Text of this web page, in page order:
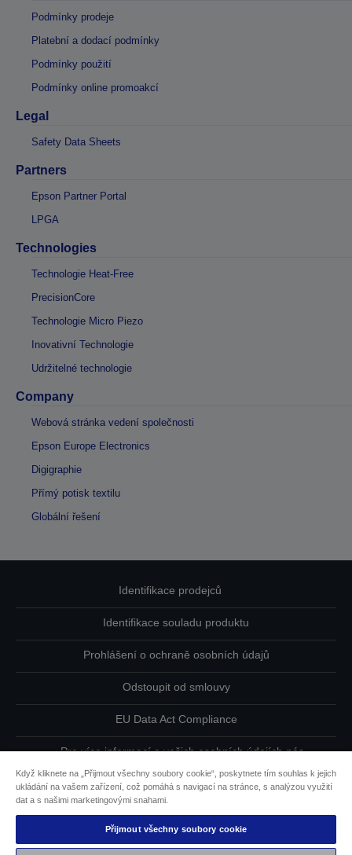
Podmínky prodeje
Platební a dodací podmínky
Podmínky použití
Podmínky online promoakcí
Legal
Safety Data Sheets
Partners
Epson Partner Portal
LPGA
Technologies
Technologie Heat-Free
PrecisionCore
Technologie Micro Piezo
Inovativní Technologie
Udržitelné technologie
Company
Webová stránka vedení společnosti
Epson Europe Electronics
Digigraphie
Přímý potisk textilu
Globální řešení
Identifikace prodejců
Identifikace souladu produktu
Prohlášení o ochraně osobních údajů
Odstoupit od smlouvy
EU Data Act Compliance
Pro více informací o vašich osobních údajích nás
Informace o souborech cookie
Závazek usnadnění přístupu společnosti Epson
Když kliknete na „Přijmout všechny soubory cookie“, poskytnete tím souhlas k jejich
ukládání na vašem zařízení, což pomáhá s navigací na stránce, s analýzou využití
dat a s našimi marketingovými snahami.
Přijmout všechny soubory cookie